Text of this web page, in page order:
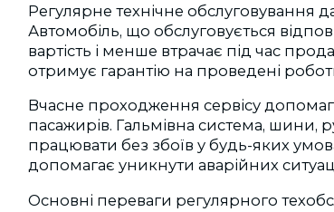
Регулярне технічне обслуговування
Автомобіль, що обслуговується
вартість і менше втрачає під час
отримує гарантію на проведені
Вчасне проходження сервісу
пасажирів. Гальмівна система, шини,
працювати без збоїв у будь-яких
допомагає уникнути аварійних
Основні переваги регулярного